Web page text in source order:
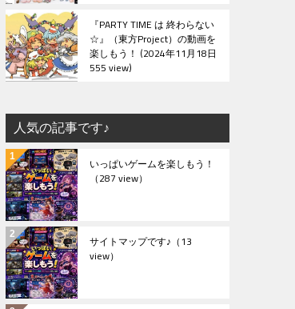
『PARTY TIME は 終わらない
☆』（東方Project）の動画を
楽しもう！ 2024年11月18日
555 view
人気の記事です♪
いっぱいゲームを楽しもう！
（287 view）
サイトマップです♪ （13
view）